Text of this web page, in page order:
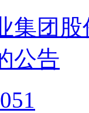
集团
公告